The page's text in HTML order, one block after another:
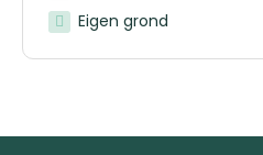
Eigen grond